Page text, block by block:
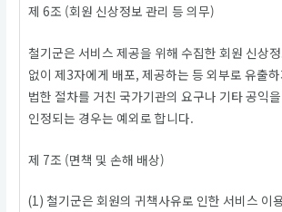
제 6조 (회원 신상정보 관리 등 의무)
철기군은 서비스 제공을 위해 수집한 회원 신상
없이 제3자에게 배포, 제공하는 등 외부로 유출
법한 절차를 거친 국가기관의 요구나 기타 공익
인정되는 경우는 예외로 합니다.
제 7조 (면책 및 손해 배상)
(1) 철기군은 회원의 귀책사유로 인한 서비스 이